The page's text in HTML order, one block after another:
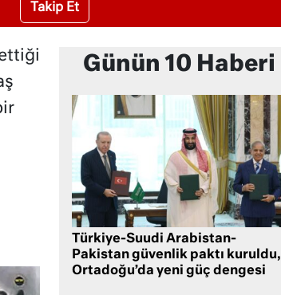
Takip Et
Günün 10 Haberi
Türkiye-Suudi Arabistan-
Pakistan güvenlik paktı kuruldu,
Ortadoğu’da yeni güç dengesi